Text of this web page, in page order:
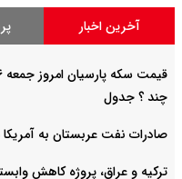
آخرین اخبار
چند ؟ جدول
صادرات نفت عربستان به
ترکیه و عراق، پروژه کاهش